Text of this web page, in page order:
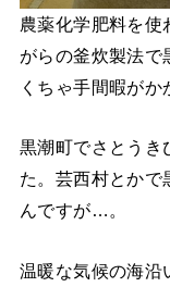
農薬化学肥料を使
がらの釜炊製法
くちゃ手間暇がか
黒潮町でさとうき
た。芸西村とかで
んですが…。
温暖な気候の海沿